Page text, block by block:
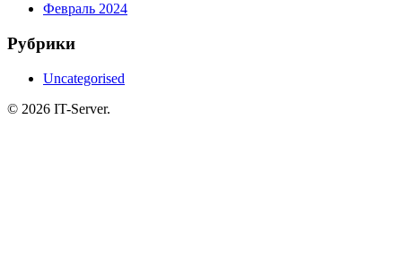
Февраль 2024
Рубрики
Uncategorised
© 2026 IT-Server.